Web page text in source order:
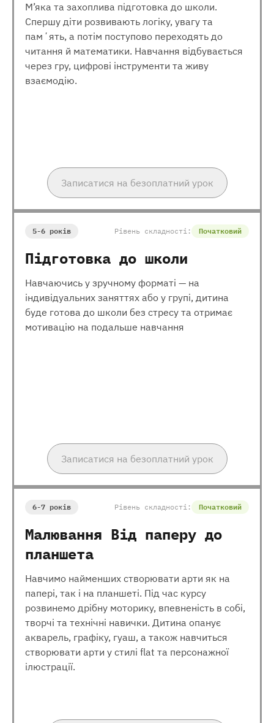
М’яка та захоплива підготовка до школи.
Спершу діти розвивають логіку, увагу та
памʼять, а потім поступово переходять до
читання й математики. Навчання відбувається
через гру, цифрові інструменти та живу
взаємодію.
Записатися на безоплатний урок
5-6 років Рівень складності: Початковий
Підготовка до школи
Навчаючись у зручному форматі — на
індивідуальних заняттях або у групі, дитина
буде готова до школи без стресу та отримає
мотивацію на подальше навчання
Записатися на безоплатний урок
6-7 років Рівень складності: Початковий
Малювання Від паперу до
планшета
Навчимо найменших створювати арти як на
папері, так і на планшеті. Під час курсу
розвинемо дрібну моторику, впевненість в собі,
творчі та технічні навички. Дитина опанує
акварель, графіку, гуаш, а також навчиться
створювати арти у стилі flat та персонажної
ілюстрації.